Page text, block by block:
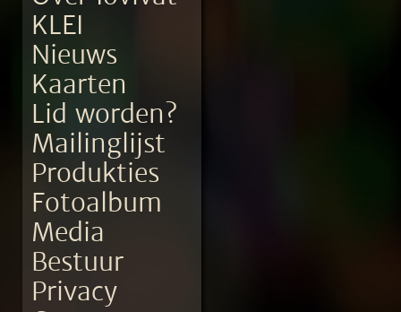
KLEI
Nieuws
Kaarten
Lid worden?
Mailinglijst
Produkties
Fotoalbum
Media
Bestuur
Privacy